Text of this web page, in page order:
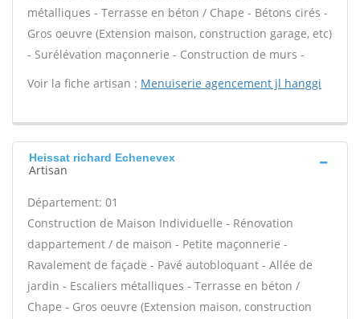
métalliques - Terrasse en béton / Chape - Bétons cirés -
Gros oeuvre (Extension maison, construction garage, etc)
- Surélévation maçonnerie - Construction de murs -
Voir la fiche artisan : Menuiserie agencement jl hanggi
Heissat richard Echenevex
Artisan
Département: 01
Construction de Maison Individuelle - Rénovation
dappartement / de maison - Petite maçonnerie -
Ravalement de façade - Pavé autobloquant - Allée de
jardin - Escaliers métalliques - Terrasse en béton /
Chape - Gros oeuvre (Extension maison, construction